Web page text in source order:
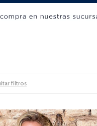
filtros